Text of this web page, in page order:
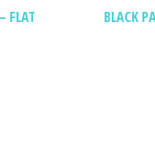
FLAT
BLACK